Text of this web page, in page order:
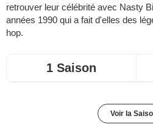
retrouver leur célébrité avec Nasty
années 1990 qui a fait d'elles des
hop.
1 Saison
Voir la